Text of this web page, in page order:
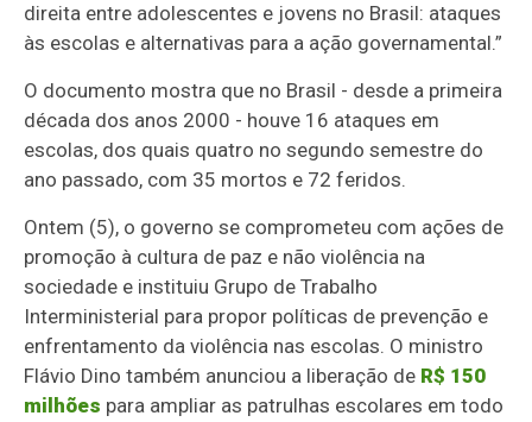
direita entre adolescentes e jovens no Brasil: ataques
às escolas e alternativas para a ação governamental.”
O documento mostra que no Brasil - desde a primeira
década dos anos 2000 - houve 16 ataques em
escolas, dos quais quatro no segundo semestre do
ano passado, com 35 mortos e 72 feridos.
Ontem (5), o governo se comprometeu com ações de
promoção à cultura de paz e não violência na
sociedade e instituiu Grupo de Trabalho
Interministerial para propor políticas de prevenção e
enfrentamento da violência nas escolas. O ministro
Flávio Dino também anunciou a liberação de R$ 150
milhões para ampliar as patrulhas escolares em todo